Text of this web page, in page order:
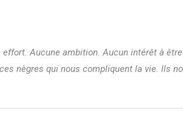
effort. Aucune ambition. Aucun intérêt à
nègres qui nous compliquent la vie. Ils